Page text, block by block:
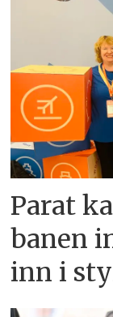
Parat
banen
inn i